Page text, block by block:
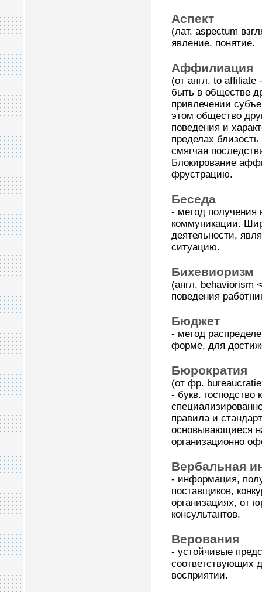
Аспект
(лат. aspectum
явление, понятие.
Аффилиация
(от англ. to affiliate
быть в обществе
привлечении
этом общество
поведения и
пределах
смягчая
Блокирование
фрустрацию.
Беседа
- метод получения
коммуникации.
деятельности,
ситуацию.
Бихевиоризм
(англ. behaviorism
поведения
Бюджет
- метод
форме, для
Бюрократия
(от фр.
- букв. господство
правила и
основывающиеся
организационно
Вербальная
- информация,
поставщиков,
организациях, от
консультантов.
Верования
- устойчивые
соответствующих
восприятии.